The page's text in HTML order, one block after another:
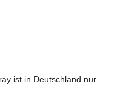
ist in Deutschland nur